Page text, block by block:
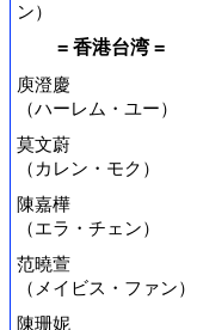
ン）
= 香港台湾 =
庾澄慶
（ハーレム・ユー）
莫文蔚
（カレン・モク）
陳嘉樺
（エラ・チェン）
范曉萱
（メイビス・ファン）
陳珊妮